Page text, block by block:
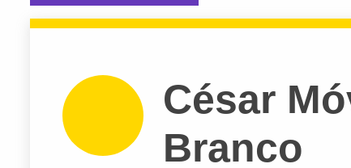
César
Branco